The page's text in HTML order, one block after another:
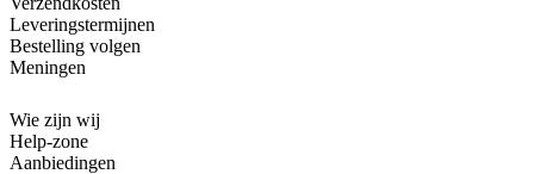
Leveringstermijnen
Bestelling volgen
Meningen
Wie zijn wij
Help-zone
Aanbiedingen